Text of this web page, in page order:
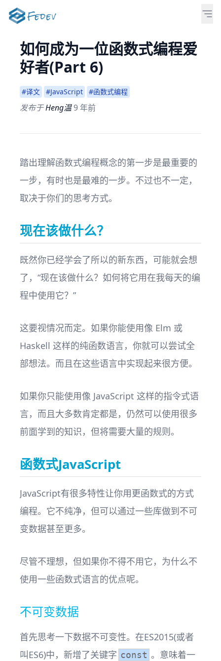
如何成为一位函数式编程爱
好者(Part 6)
#译文 #JavaScript #函数式编程
发布于Heng温9 年前
踏出理解函数式编程概念的第一步是最重要的
一步，有时也是最难的一步。不过也不一定，
取决于你们的思考方式。
现在该做什么？
既然你已经学会了所以的新东西，可能就会想
了，“现在该做什么？如何将它用在我每天的编
程中使用它？”
这要视情况而定。如果你能使用像 Elm 或
Haskell 这样的纯函数语言，你就可以尝试全
部想法。而且在这些语言中实现起来很方便。
如果你只能使用像 JavaScript 这样的指令式语
言，而且大多数肯定都是，仍然可以使用很多
前面学到的知识，但将需要大量的规则。
函数式JavaScript
JavaScript有很多特性让你用更函数式的方式
编程。它不纯净，但可以通过一些库做到不可
变数据甚至更多。
尽管不理想，但如果你不得不用它，为什么不
使用一些函数式语言的优点呢。
不可变数据
首先思考一下数据不可变性。在ES2015(或者
叫ES6)中，新增了关键字 const 。意味着一